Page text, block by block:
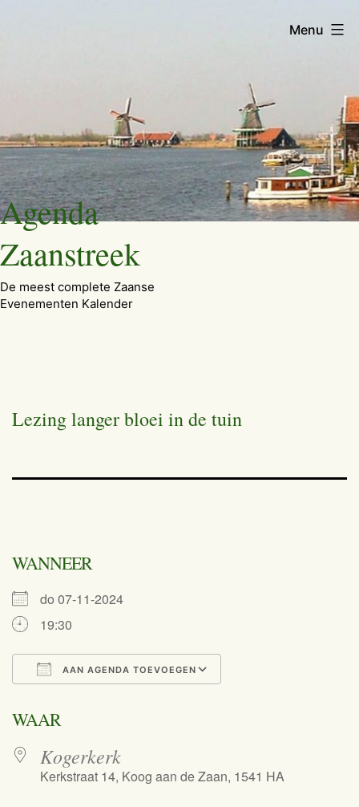
Ga
naar
de
inhoud
Agenda
Zaanstreek
De meest complete Zaanse
Evenementen Kalender
Menu
Lezing langer bloei in de tuin
WANNEER
do 07-11-2024
19:30
AAN AGENDA TOEVOEGEN
WAAR
Kogerkerk
Kerkstraat 14, Koog aan de Zaan, 1541 HA